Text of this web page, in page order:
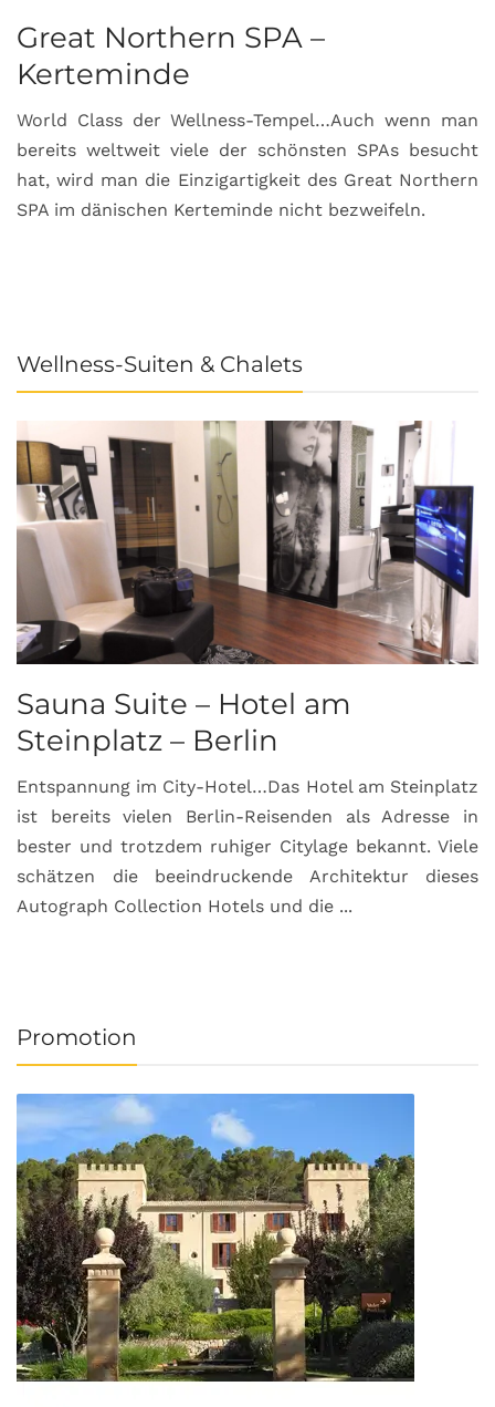
Great Northern SPA –
Kerteminde
World Class der Wellness-Tempel…Auch wenn man
bereits weltweit viele der schönsten SPAs besucht
hat, wird man die Einzigartigkeit des Great Northern
SPA im dänischen Kerteminde nicht bezweifeln.
Wellness-Suiten & Chalets
Sauna Suite – Hotel am
Steinplatz – Berlin
Entspannung im City-Hotel…Das Hotel am Steinplatz
ist bereits vielen Berlin-Reisenden als Adresse in
bester und trotzdem ruhiger Citylage bekannt. Viele
schätzen die beeindruckende Architektur dieses
Autograph Collection Hotels und die ...
Promotion